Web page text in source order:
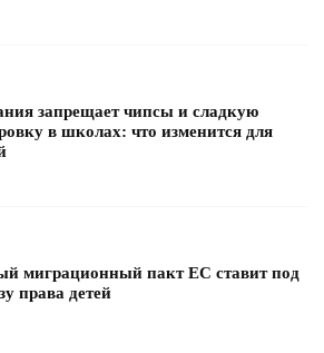
запрещает чипсы и сладкую
в школах: что изменится для
миграционный пакт ЕС ставит под
права детей